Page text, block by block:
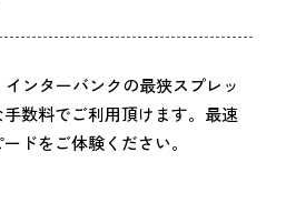
ンターバンクの最狭スプレッ
数料でご利用頂けます。最速
ドをご体験ください。